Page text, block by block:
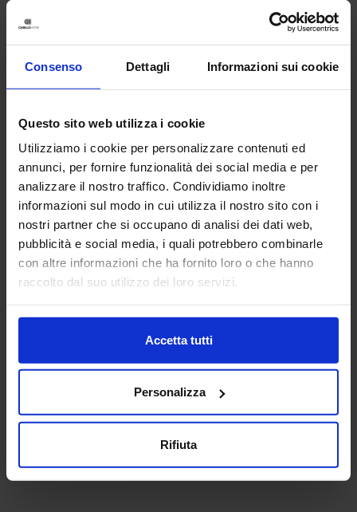
Consenso Dettagli Informazioni sui cookie
Questo sito web utilizza i cookie
Utilizziamo i cookie per personalizzare contenuti ed
annunci, per fornire funzionalità dei social media e per
analizzare il nostro traffico. Condividiamo inoltre
informazioni sul modo in cui utilizza il nostro sito con i
nostri partner che si occupano di analisi dei dati web,
pubblicità e social media, i quali potrebbero combinarle
con altre informazioni che ha fornito loro o che hanno
raccolto dal suo utilizzo dei loro servizi.
Accetta tutti
Personalizza
Rifiuta
Linea oro
Tenda Confezionata Kelly
Colori disponibili